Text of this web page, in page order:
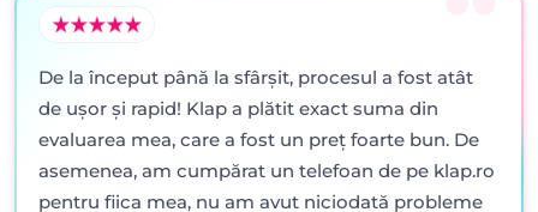
De la început până la sfârșit, procesul a fost atât
de ușor și rapid! Klap a plătit exact suma din
evaluarea mea, care a fost un preț foarte bun. De
asemenea, am cumpărat un telefoan de pe klap.ro
pentru fiica mea, nu am avut niciodată probleme